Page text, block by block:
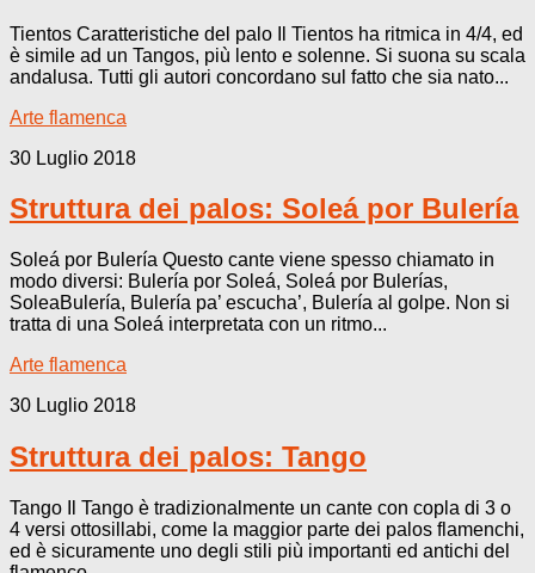
Tientos Caratteristiche del palo Il Tientos ha ritmica in 4/4, ed
è simile ad un Tangos, più lento e solenne. Si suona su scala
andalusa. Tutti gli autori concordano sul fatto che sia nato...
Arte flamenca
30 Luglio 2018
Struttura dei palos: Soleá por Bulería
Soleá por Bulería Questo cante viene spesso chiamato in
modo diversi: Bulería por Soleá, Soleá por Bulerías,
SoleaBulería, Bulería pa’ escucha’, Bulería al golpe. Non si
tratta di una Soleá interpretata con un ritmo...
Arte flamenca
30 Luglio 2018
Struttura dei palos: Tango
Tango Il Tango è tradizionalmente un cante con copla di 3 o
4 versi ottosillabi, come la maggior parte dei palos flamenchi,
ed è sicuramente uno degli stili più importanti ed antichi del